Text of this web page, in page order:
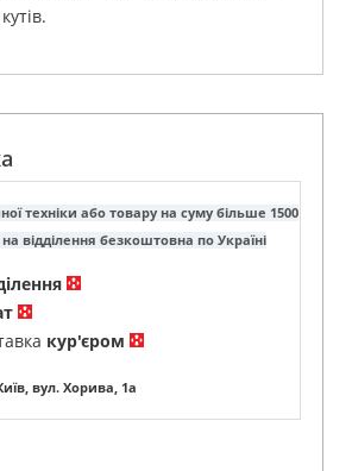
техніки або товару на суму більше 1500
відділення безкоштовна по Україні
кур'єром
вул. Хорива, 1а